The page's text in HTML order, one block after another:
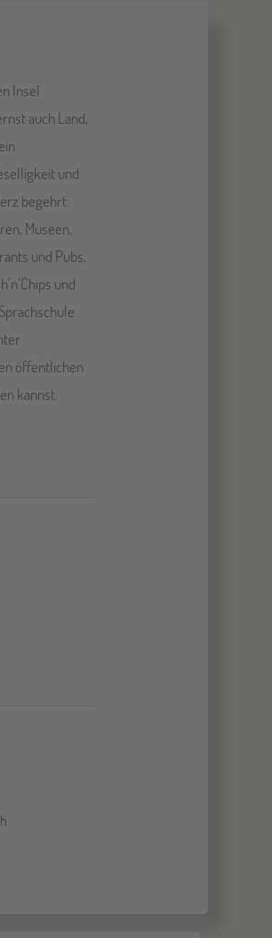
Insel
auch Land,
und
begehrt:
Museen,
und Pubs,
und
öffentlichen
kannst.